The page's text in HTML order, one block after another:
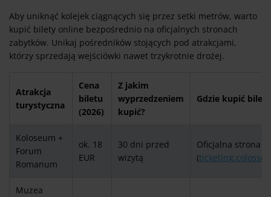
Aby uniknąć kolejek ciągnących się przez setki metrów, warto
kupić bilety online bezpośrednio na oficjalnych stronach
zabytków. Unikaj pośredników stojących pod atrakcjami,
którzy sprzedają wejściówki nawet trzykrotnie drożej.
Atrakcja
turystyczna
Cena
biletu
(2026)
Z jakim
wyprzedzeniem
kupić?
Gdzie kupić bilet?
Koloseum +
Forum
Romanum
ok. 18
EUR
30 dni przed
wizytą
Oficjalna strona
(
Muzea